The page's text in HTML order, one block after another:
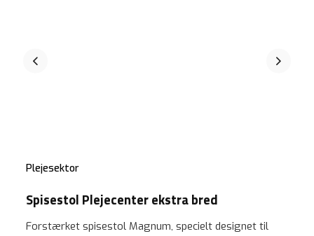
Plejesektor
Spisestol Plejecenter ekstra bred
Forstærket spisestol Magnum, specielt designet til